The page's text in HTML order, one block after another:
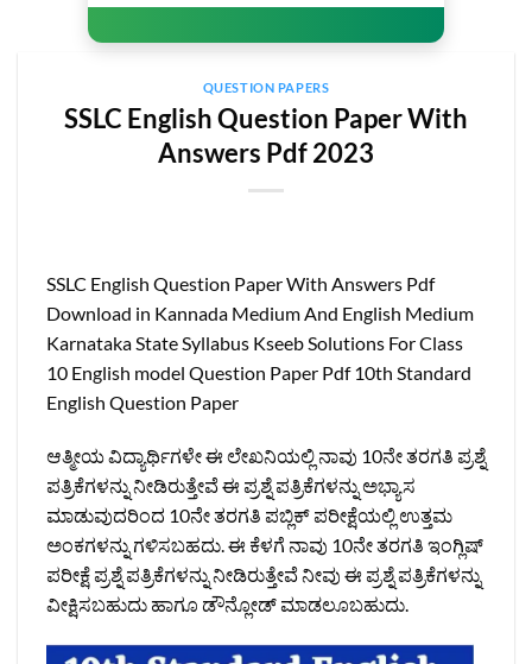
QUESTION PAPERS
SSLC English Question Paper With
Answers Pdf 2023
SSLC English Question Paper With Answers Pdf
Download in Kannada Medium And English Medium
Karnataka State Syllabus Kseeb Solutions For Class
10 English model Question Paper Pdf 10th Standard
English Question Paper
ಆತ್ಮೀಯ ವಿದ್ಯಾರ್ಥಿಗಳೇ ಈ ಲೇಖನಿಯಲ್ಲಿ ನಾವು 10ನೇ ತರಗತಿ ಪ್ರಶ್ನೆ
ಪತ್ರಿಕೆಗಳನ್ನು ನೀಡಿರುತ್ತೇವೆ ಈ ಪ್ರಶ್ನೆ ಪತ್ರಿಕೆಗಳನ್ನು ಅಭ್ಯಾಸ
ಮಾಡುವುದರಿಂದ 10ನೇ ತರಗತಿ ಪಬ್ಲಿಕ್‌ ಪರೀಕ್ಷೆಯಲ್ಲಿ ಉತ್ತಮ
ಅಂಕಗಳನ್ನು ಗಳಿಸಬಹದು. ಈ ಕೆಳಗೆ ನಾವು 10ನೇ ತರಗತಿ ಇಂಗ್ಲಿಷ್‌
ಪರೀಕ್ಷೆ ಪ್ರಶ್ನೆ ಪತ್ರಿಕೆಗಳನ್ನು ನೀಡಿರುತ್ತೇವೆ ನೀವು ಈ ಪ್ರಶ್ನೆ ಪತ್ರಿಕೆಗಳನ್ನು
ವೀಕ್ಷಿಸಬಹುದು ಹಾಗೂ ಡೌನ್ಲೋಡ್‌ ಮಾಡಲೂಬಹುದು.